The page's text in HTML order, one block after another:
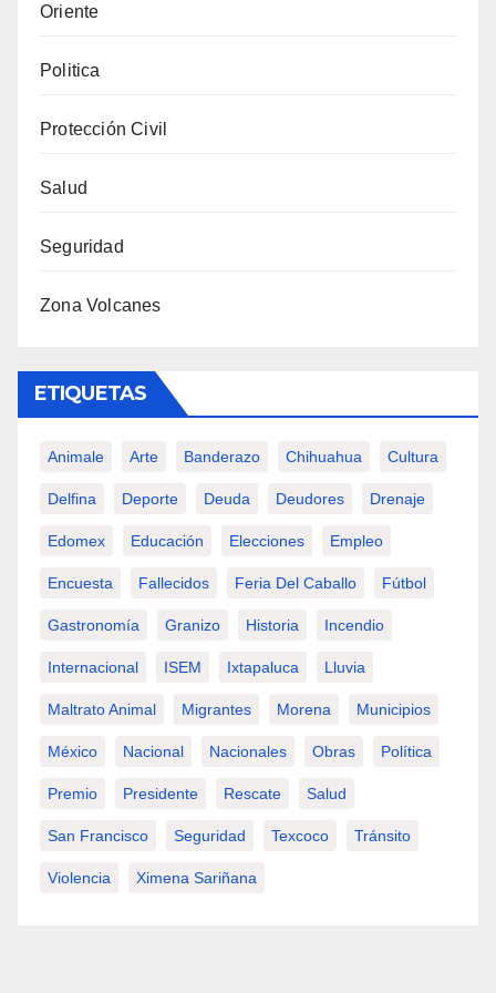
Oriente
Politica
Protección Civil
Salud
Seguridad
Zona Volcanes
ETIQUETAS
Animale Arte Banderazo Chihuahua Cultura
Delfina Deporte Deuda Deudores Drenaje
Edomex Educación Elecciones Empleo
Encuesta Fallecidos Feria Del Caballo Fútbol
Gastronomía Granizo Historia Incendio
Internacional ISEM Ixtapaluca Lluvia
Maltrato Animal Migrantes Morena Municipios
México Nacional Nacionales Obras Política
Premio Presidente Rescate Salud
San Francisco Seguridad Texcoco Tránsito
Violencia Ximena Sariñana